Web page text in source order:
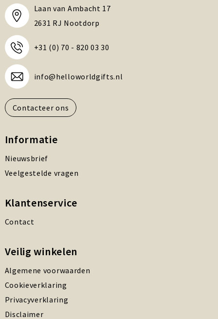
Laan van Ambacht 17
2631 RJ Nootdorp
+31 (0) 70 - 820 03 30
info@helloworldgifts.nl
Contacteer ons
Informatie
Nieuwsbrief
Veelgestelde vragen
Klantenservice
Contact
Veilig winkelen
Algemene voorwaarden
Cookieverklaring
Privacyverklaring
Disclaimer